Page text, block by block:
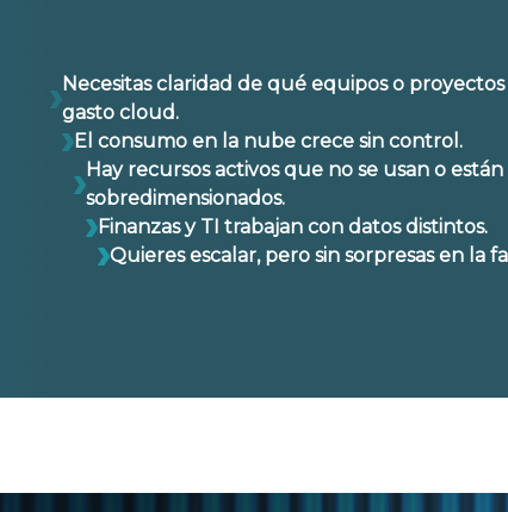
Necesitas claridad de qué equipos o
gasto cloud.
El consumo en la nube crece sin control.
Hay recursos activos que no se usan o están
sobredimensionados.
Finanzas y TI trabajan con datos distintos.
Quieres escalar, pero sin sorpresas en la